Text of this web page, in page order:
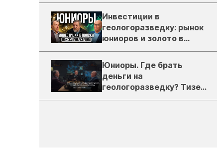
Инвестиции в
геологоразведку: рынок
юниоров и золото в
России
Юниоры. Где брать
деньги на
геологоразведку? Тизер
подкаста ЗиТ №1